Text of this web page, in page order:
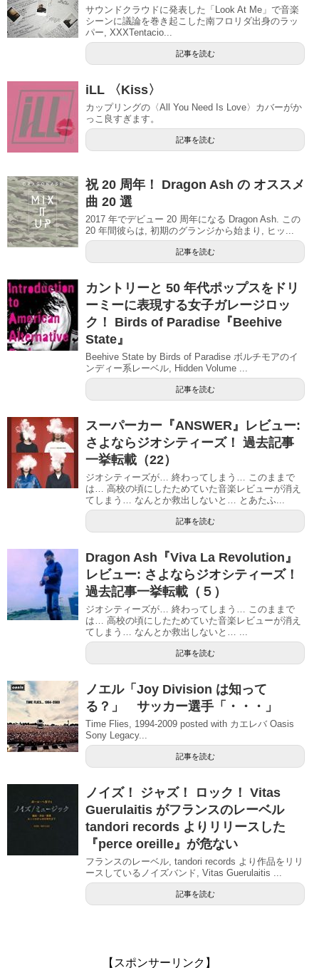
サウンドクラウドに発表した「Look At Me」で音楽
シーンに議論を巻き起こした南フロリダ出身のラッ
パー, XXXTentacio...
記事を読む
iLL 〈Kiss〉
カップリングの〈All You Need Is Love〉カバーがか
っこ良すぎます。
記事を読む
祝 20 周年！ Dragon Ash の オススメ
曲 20 選
2017 年でデビュー 20 周年になる Dragon Ash. この
20 年間彼らは, 初期のグランジから始まり, ヒッ...
記事を読む
カントリーと 50 年代ポップスをドリ
ーミーに表現する女子ガレージロッ
ク！ Birds of Paradise『Beehive
State』
Beehive State by Birds of Paradise ボルチモアのイ
ンディー系レーベル, Hidden Volume ...
記事を読む
スーパーカー『ANSWER』レビュー:
さよならジオシティーズ！ 過去記事
一挙転載（22）
ジオシティーズが… 終わってしまう… このままで
は… 高校の頃にしたためていた音楽レビューが消え
てしまう… なんとか救出しないと… とあたふ...
記事を読む
Dragon Ash『Viva La Revolution』
レビュー: さよならジオシティーズ！
過去記事一挙転載（５）
ジオシティーズが… 終わってしまう… このままで
は… 高校の頃にしたためていた音楽レビューが消え
てしまう… なんとか救出しないと… ...
記事を読む
ノエル「Joy Division は知って
る？」 サッカー選手「・・・」
Time Flies, 1994-2009 posted with カエレバ Oasis
Sony Legacy...
記事を読む
ノイズ！ ジャズ！ ロック！ Vitas
Guerulaitis がフランスのレーベル
tandori records よりリリースした
『perce oreille』が危ない
フランスのレーベル, tandori records より作品をリリ
ースしているノイズバンド, Vitas Guerulaitis ...
記事を読む
【スポンサーリンク】